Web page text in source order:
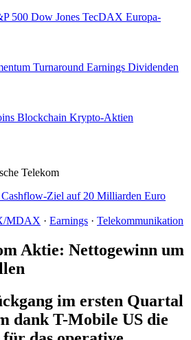
500 Dow Jones TecDAX Europa-
Turnaround Earnings Dividenden
Blockchain Krypto-Aktien
Telekom
Ziel auf 20 Milliarden Euro
MDAX · Earnings · Telekommunikation
Aktie: Nettogewinn um
im ersten Quartal
dank T-Mobile US die